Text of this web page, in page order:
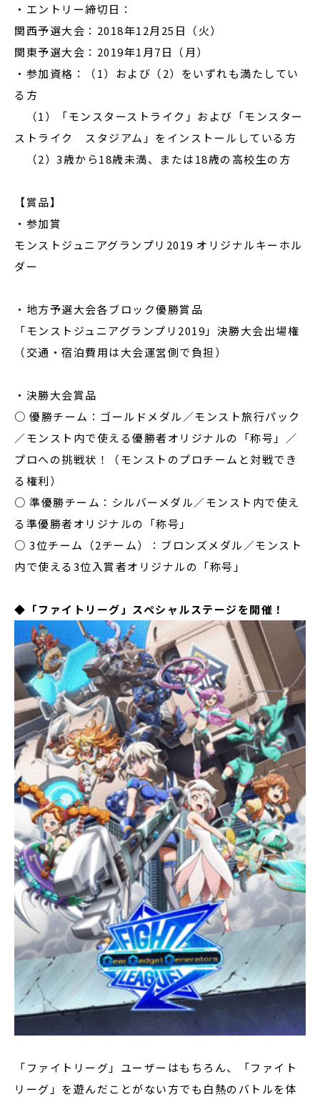
・エントリー締切日：
関西予選大会：2018年12月25日（火）
関東予選大会：2019年1月7日（月）
・参加資格：（1）および（2）をいずれも満たしてい
る方
（1）「モンスターストライク」および「モンスター
ストライク スタジアム」をインストールしている方
（2）3歳から18歳未満、または18歳の高校生の方
【賞品】
・ 参加賞
モンストジュニアグランプリ2019 オリジナルキーホル
ダー
・ 地方予選大会各ブロック優勝賞品
「モンストジュニアグランプリ2019」決勝大会出場権
（交通・宿泊費用は大会運営側で負担）
・ 決勝大会賞品
○ 優勝チーム：ゴールドメダル／モンスト旅行パック
／モンスト内で使える優勝者オリジナルの「称号」／
プロへの挑戦状！（モンストのプロチームと対戦でき
る権利）
○ 準優勝チーム：シルバーメダル／モンスト内で使え
る準優勝者オリジナルの「称号」
○ 3位チーム（2チーム）：ブロンズメダル／モンスト
内で使える3位入賞者オリジナルの「称号」
◆ 「ファイトリーグ」スペシャルステージを開催！
「ファイトリーグ」ユーザーはもちろん、「ファイト
リーグ」を遊んだことがない方でも白熱のバトルを体